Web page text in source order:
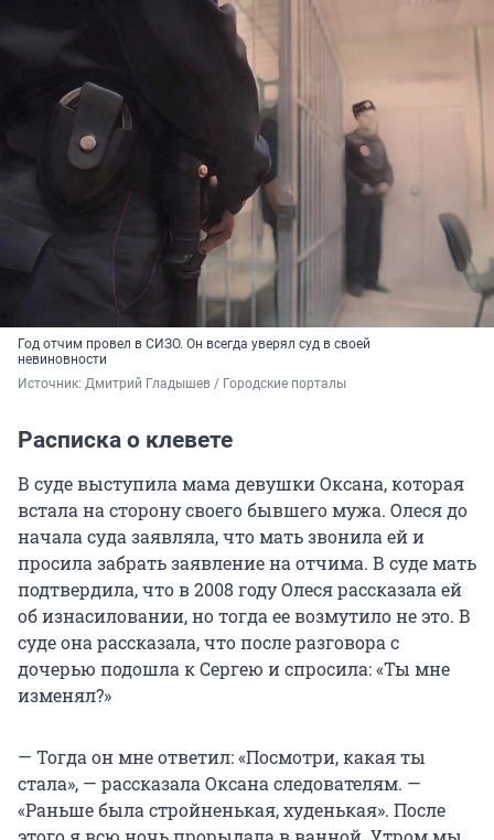
Год отчим провел в СИЗО. Он всегда уверял суд в своей
невиновности
Источник: Дмитрий Гладышев / Городские порталы
Расписка о клевете
В суде выступила мама девушки Оксана, которая
встала на сторону своего бывшего мужа. Олеся до
начала суда заявляла, что мать звонила ей и
просила забрать заявление на отчима. В суде мать
подтвердила, что в 2008 году Олеся рассказала ей
об изнасиловании, но тогда ее возмутило не это. В
суде она рассказала, что после разговора с
дочерью подошла к Сергею и спросила: «Ты мне
изменял?»
— Тогда он мне ответил: «Посмотри, какая ты
стала», — рассказала Оксана следователям. —
«Раньше была стройненькая, худенькая». После